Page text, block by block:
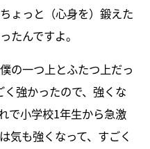
ょっと（心身を）鍛えた
たんですよ。
の一つ上とふたつ上だっ
強かったので、強くな
で小学校1年生から急激
気も強くなって、すごく